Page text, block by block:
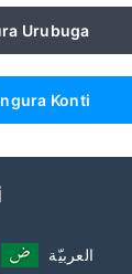
Urubuga
Konti
العربيّة